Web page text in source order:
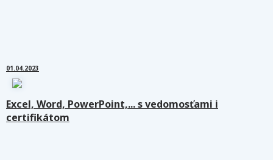
01.04.2023
Excel, Word, PowerPoint,... s vedomosťami i
certifikátom